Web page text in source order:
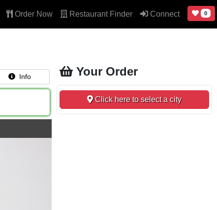
Order Now Restaurant Finder Connect 0
Info Your Order
Click here to select a city